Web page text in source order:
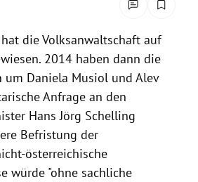
die Volksanwaltschaft auf
2014 haben dann die
um Daniela Musiol und Alev
Anfrage an den
Hans Jörg Schelling
Befristung der
österreichische
würde "ohne sachliche